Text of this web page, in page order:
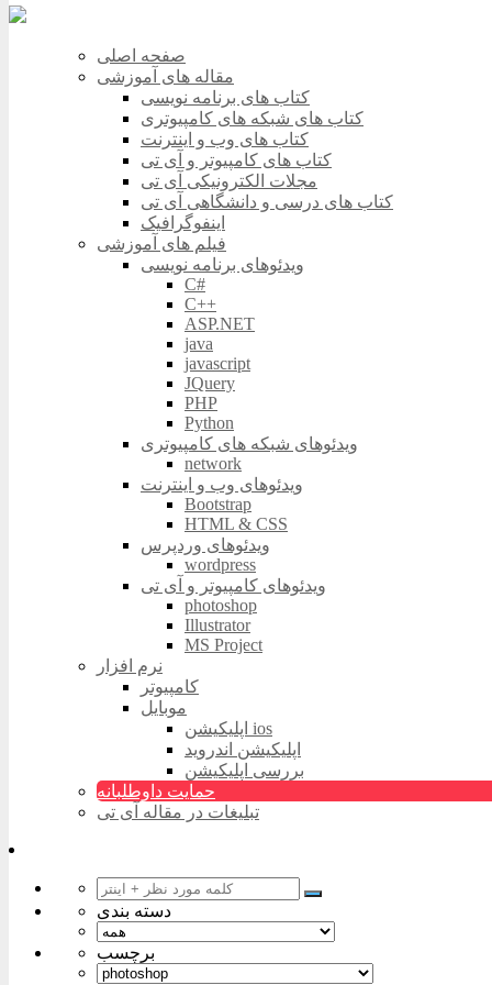
صفحه اصلی
مقاله های آموزشی
کتاب های برنامه نویسی
کتاب های شبکه های کامپیوتری
کتاب های وب و اینترنت
کتاب های کامپیوتر و آی تی
مجلات الکترونیکی آی تی
کتاب های درسی و دانشگاهی آی تی
اینفوگرافیک
فیلم های آموزشی
ویدئوهای برنامه نویسی
C#
C++
ASP.NET
java
javascript
JQuery
PHP
Python
ویدئوهای شبکه های کامپیوتری
network
ویدئوهای وب و اینترنت
Bootstrap
HTML & CSS
ویدئوهای وردپرس
wordpress
ویدئوهای کامپیوتر و آی تی
photoshop
Illustrator
MS Project
نرم افزار
کامپیوتر
موبایل
اپلیکیشن ios
اپلیکیشن اندروید
بررسی اپلیکیشن
حمایت داوطلبانه
تبلیغات در مقاله آی تی
دسته بندی
برچسب